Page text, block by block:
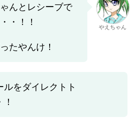
んとレシーブで
・！！
たやんけ！
やえちゃん
ルをダイレクトト